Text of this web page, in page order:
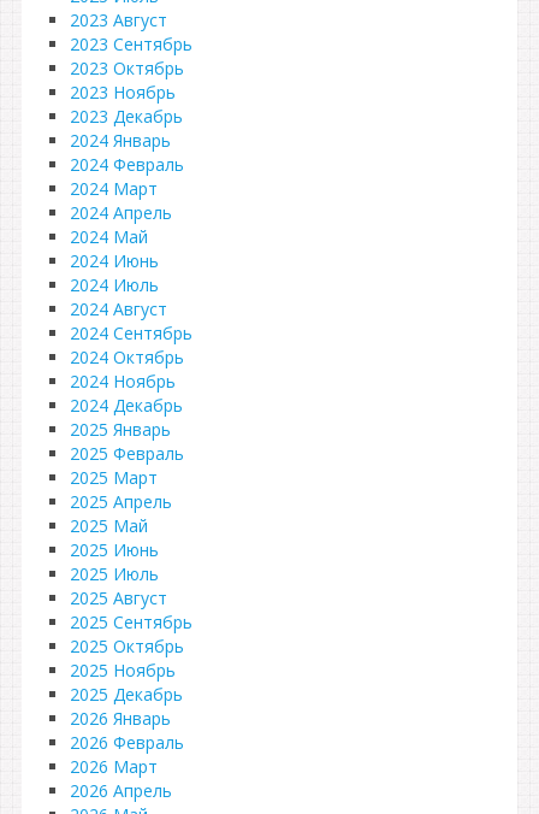
2023 Август
2023 Сентябрь
2023 Октябрь
2023 Ноябрь
2023 Декабрь
2024 Январь
2024 Февраль
2024 Март
2024 Апрель
2024 Май
2024 Июнь
2024 Июль
2024 Август
2024 Сентябрь
2024 Октябрь
2024 Ноябрь
2024 Декабрь
2025 Январь
2025 Февраль
2025 Март
2025 Апрель
2025 Май
2025 Июнь
2025 Июль
2025 Август
2025 Сентябрь
2025 Октябрь
2025 Ноябрь
2025 Декабрь
2026 Январь
2026 Февраль
2026 Март
2026 Апрель